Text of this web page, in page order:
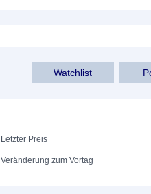
Watchlist
Letzter Preis
Veränderung zum Vortag